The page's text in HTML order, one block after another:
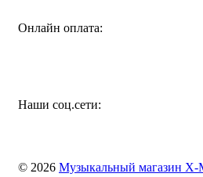
Онлайн оплата:
Наши соц.сети:
© 2026 Музыкальный магазин X-